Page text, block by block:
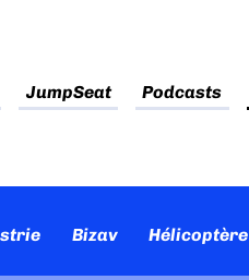
JumpSeat Podcasts
Bizav Hélicoptère